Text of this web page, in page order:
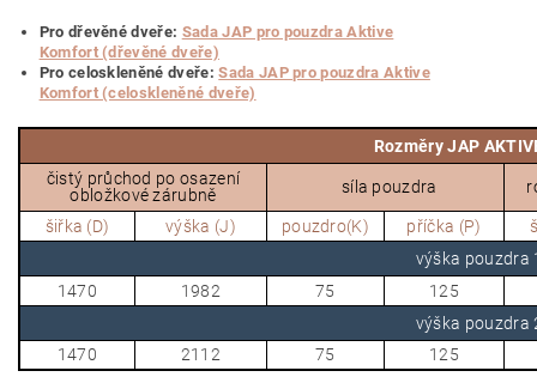
Pro dřevěné dveře: Sada JAP pro pouzdra Aktive
Komfort (dřevěné dveře)
Pro celoskleněné dveře:Sada JAP pro pouzdra Aktive
Komfort (celoskleněné dveře)
Rozměry JAP
čistý průchod po osazení
obložkové zárubně
síla pouzdra
šiřka (D) výška (J) pouzdro(K) příčka (P)
výška pouzdra
1470
1982 75
125
výška pouzdra
1470
2112 75 125